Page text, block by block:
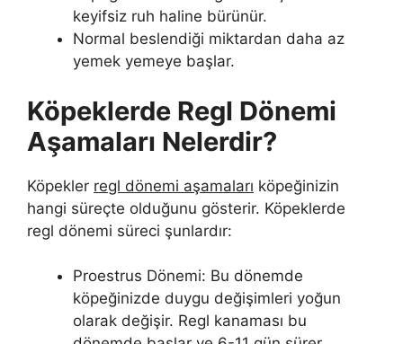
keyifsiz ruh haline bürünür.
Normal beslendiği miktardan daha az
yemek yemeye başlar.
Köpeklerde Regl Dönemi
Aşamaları Nelerdir?
Köpekler regl dönemi aşamaları köpeğinizin
hangi süreçte olduğunu gösterir. Köpeklerde
regl dönemi süreci şunlardır:
Proestrus Dönemi: Bu dönemde
köpeğinizde duygu değişimleri yoğun
olarak değişir. Regl kanaması bu